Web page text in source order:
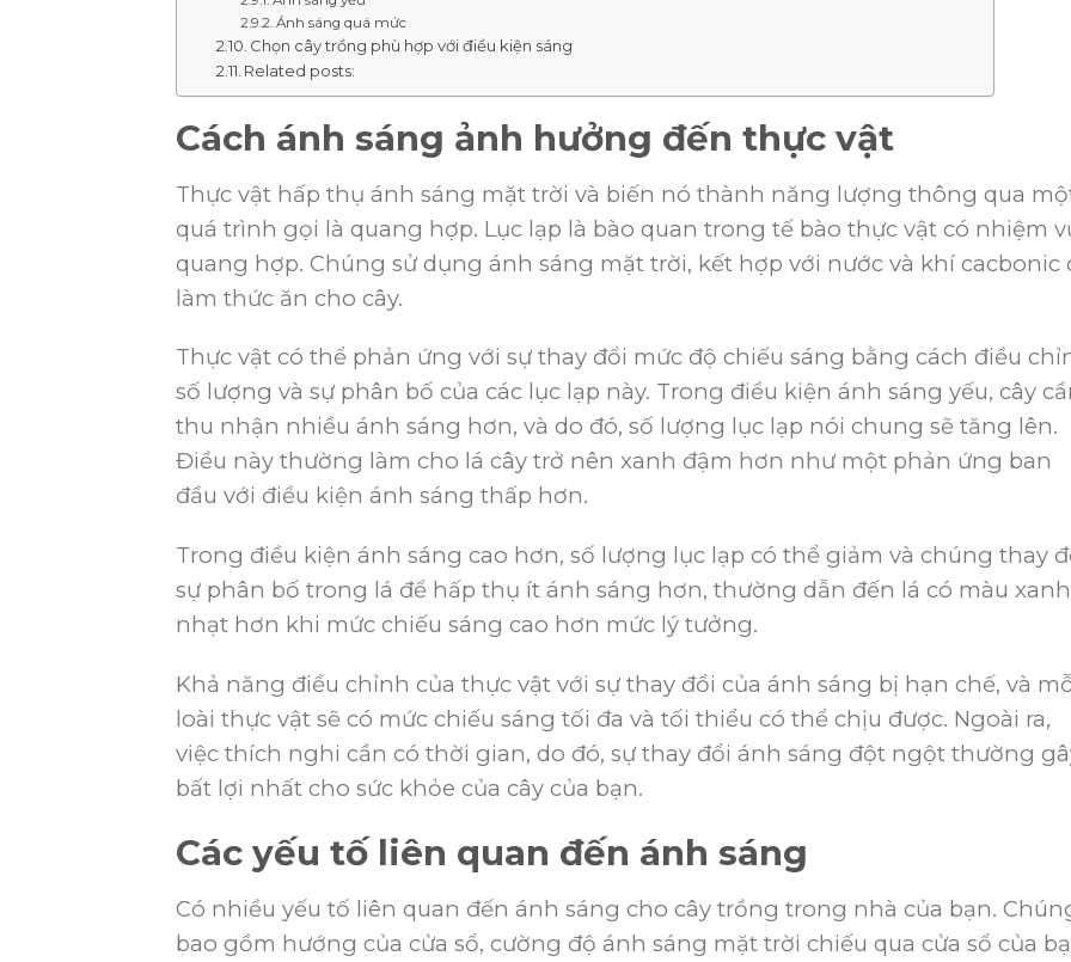
Ánh sáng quá mức
Chọn cây trồng phù hợp với điều kiện sáng
Related posts:
Cách ánh sáng ảnh hưởng đến thực vật
Thực vật hấp thụ ánh sáng mặt trời và biến nó thành năng lượng thông qua
quá trình gọi là quang hợp. Lục lạp là bào quan trong tế bào thực vật có nhiệm
quang hợp. Chúng sử dụng ánh sáng mặt trời, kết hợp với nước và khí cacbonic
làm thức ăn cho cây.
Thực vật có thể phản ứng với sự thay đổi mức độ chiếu sáng bằng cách điều
số lượng và sự phân bố của các lục lạp này. Trong điều kiện ánh sáng yếu, cây
thu nhận nhiều ánh sáng hơn, và do đó, số lượng lục lạp nói chung sẽ tăng lên.
Điều này thường làm cho lá cây trở nên xanh đậm hơn như một phản ứng ban
đầu với điều kiện ánh sáng thấp hơn.
Trong điều kiện ánh sáng cao hơn, số lượng lục lạp có thể giảm và chúng thay
sự phân bố trong lá để hấp thụ ít ánh sáng hơn, thường dẫn đến lá có màu xanh
nhạt hơn khi mức chiếu sáng cao hơn mức lý tưởng.
Khả năng điều chỉnh của thực vật với sự thay đổi của ánh sáng bị hạn chế, và
loài thực vật sẽ có mức chiếu sáng tối đa và tối thiểu có thể chịu được. Ngoài ra,
việc thích nghi cần có thời gian, do đó, sự thay đổi ánh sáng đột ngột thường
bất lợi nhất cho sức khỏe của cây của bạn.
Các yếu tố liên quan đến ánh sáng
Có nhiều yếu tố liên quan đến ánh sáng cho cây trồng trong nhà của bạn.
bao gồm hướng của cửa sổ, cường độ ánh sáng mặt trời chiếu qua cửa sổ của